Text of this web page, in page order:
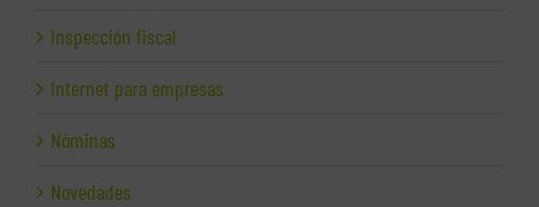
Inspección fiscal
Internet para empresas
Nóminas
Novedades